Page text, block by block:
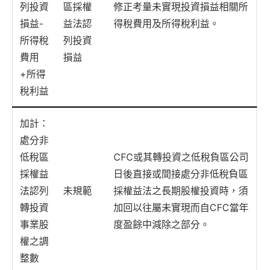
列投資
損益-
所得稅
費用
+所得
稅利益
區採權
益法認
列投資
損益
修正考量未實現投資損益相關所
得稅費用及所得稅利益。
加計：
處分非
低稅區
採權益
法認列
轉投資
事業股
權之調
整數
未規範
CFC或其轉投資之低稅負區公司
日後直接或間接處分非低稅負區
採權益法之長期股權投資時，須
加回以往屬未實現而自CFC當年
度盈餘中減除之部分。